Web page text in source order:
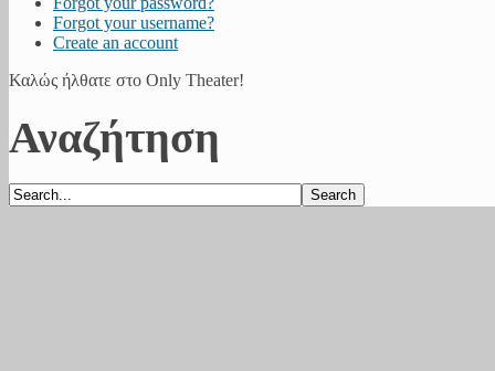
Forgot your username?
Create an account
Καλώς ήλθατε στο Only Theater!
Αναζήτηση